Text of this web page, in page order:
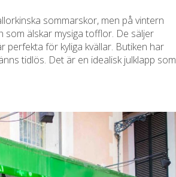
sommarskor, men på vintern
älskar mysiga tofflor. De säljer
för kyliga kvällar. Butiken har
tidlös. Det är en idealisk julklapp som